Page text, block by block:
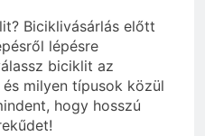
Biciklivásárlás előtt
lépésre
biciklit az
milyen típusok közül
hogy hosszú